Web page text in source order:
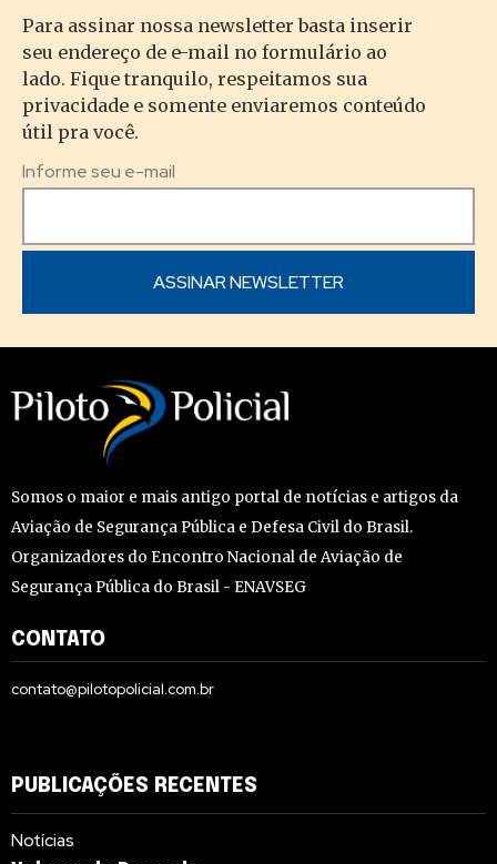
Para assinar nossa newsletter basta inserir
seu endereço de e-mail no formulário ao
lado. Fique tranquilo, respeitamos sua
privacidade e somente enviaremos conteúdo
útil pra você.
Informe seu e-mail
Somos o maior e mais antigo portal de notícias e artigos da
Aviação de Segurança Pública e Defesa Civil do Brasil.
Organizadores do Encontro Nacional de Aviação de
Segurança Pública do Brasil - ENAVSEG
CONTATO
contato@pilotopolicial.com.br
PUBLICAÇÕES RECENTES
Notícias